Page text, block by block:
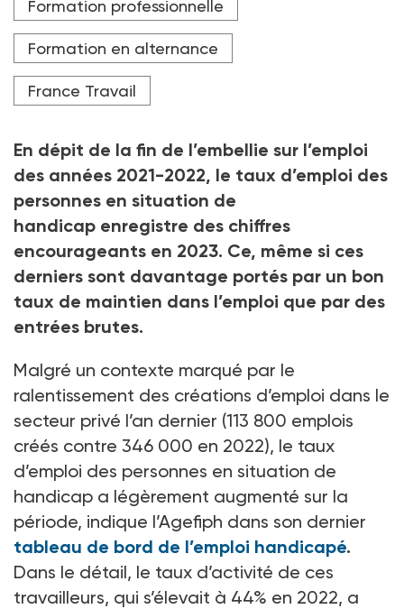
Crédit photo Firma V - stock.adobe.com
Formation professionnelle
Formation en alternance
France Travail
En dépit de la fin de l’embellie sur l’emploi
des années 2021-2022, le taux d’emploi des
personnes en situation de
handicap enregistre des chiffres
encourageants en 2023. Ce, même si ces
derniers sont davantage portés par un bon
taux de maintien dans l’emploi que par des
entrées brutes.
Malgré un contexte marqué par le
ralentissement des créations d’emploi dans le
secteur privé l’an dernier (113 800 emplois
créés contre 346 000 en 2022), le taux
d’emploi des personnes en situation de
handicap a légèrement augmenté sur la
période, indique l’Agefiph dans son dernier
tableau de bord de l’emploi handicapé.
Dans le détail, le taux d’activité de ces
travailleurs, qui s’élevait à 44% en 2022, a